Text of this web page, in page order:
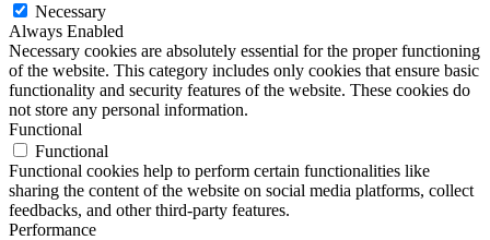
Necessary
Always Enabled
Necessary cookies are absolutely essential for the proper functioning
of the website. This category includes only cookies that ensure basic
functionality and security features of the website. These cookies do
not store any personal information.
Functional
Functional
Functional cookies help to perform certain functionalities like
sharing the content of the website on social media platforms, collect
feedbacks, and other third-party features.
Performance